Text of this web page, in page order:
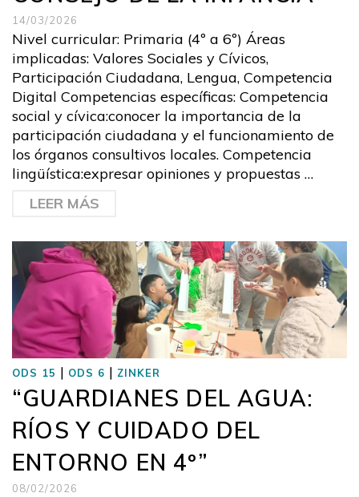
14/03/2026
Nivel curricular: Primaria (4º a 6º) Áreas
implicadas: Valores Sociales y Cívicos,
Participación Ciudadana, Lengua, Competencia
Digital Competencias específicas: Competencia
social y cívica:conocer la importancia de la
participación ciudadana y el funcionamiento de
los órganos consultivos locales. Competencia
lingüística:expresar opiniones y propuestas …
LEER MÁS
ODS 15 | ODS 6 | ZINKER
“GUARDIANES DEL AGUA:
RÍOS Y CUIDADO DEL
ENTORNO EN 4º”
08/02/2026